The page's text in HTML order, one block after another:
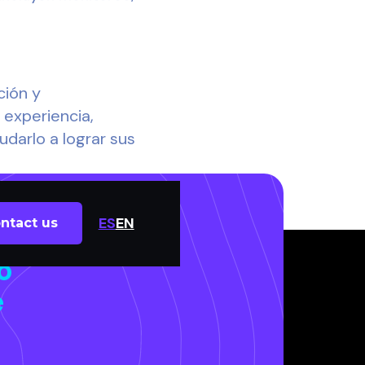
y
a lograr sus
us ESEN